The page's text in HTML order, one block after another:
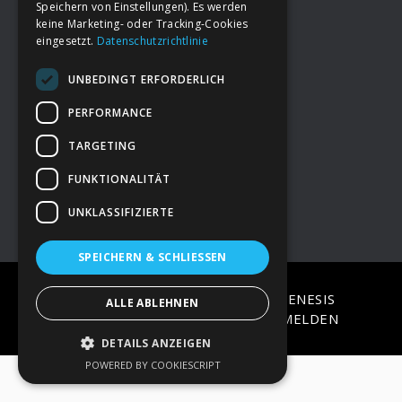
FooterDeine Spende
→ Impressum
→Kontakt zum PAO Team
COPYRIGHT © 2026 · ON
GENESIS
FRAMEWORK·WORDPRESS·ANMELDEN
Speichern von Einstellungen). Es werden
keine Marketing- oder Tracking-Cookies
eingesetzt. Datenschutzrichtlinie
UNBEDINGT ERFORDERLICH
PERFORMANCE
TARGETING
FUNKTIONALITÄT
UNKLASSIFIZIERTE
SPEICHERN & SCHLIESSEN
ALLE ABLEHNEN
DETAILS ANZEIGEN
POWERED BY COOKIESCRIPT